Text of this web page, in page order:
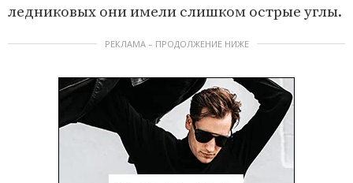
ледниковых они имели слишком острые углы.
РЕКЛАМА – ПРОДОЛЖЕНИЕ НИЖЕ